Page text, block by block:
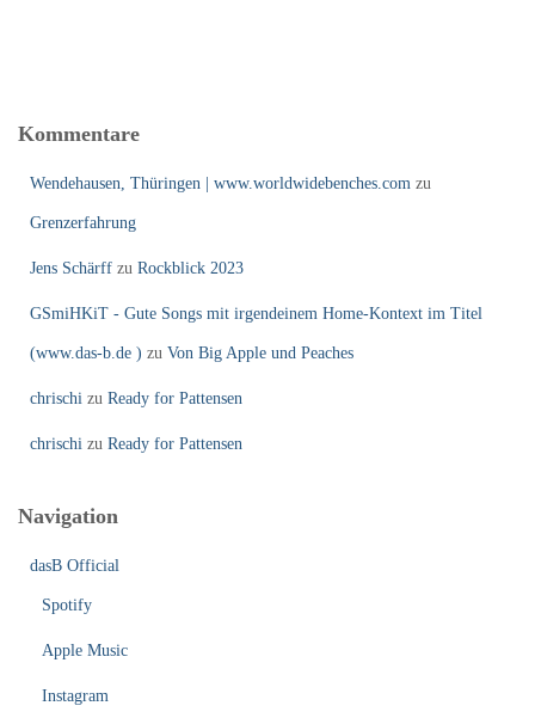
Kommentare
Wendehausen, Thüringen | www.worldwidebenches.com zu
Grenzerfahrung
Jens Schärff zu Rockblick 2023
GSmiHKiT - Gute Songs mit irgendeinem Home-Kontext im Titel
(www.das-b.de ) zu Von Big Apple und Peaches
chrischi zu Ready for Pattensen
chrischi zu Ready for Pattensen
Navigation
dasB Official
Spotify
Apple Music
Instagram